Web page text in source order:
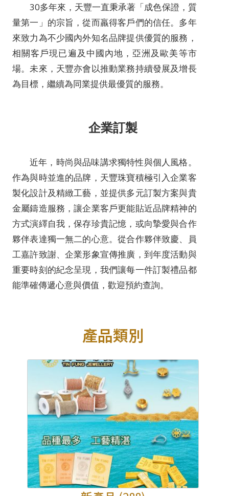
30多年來，天豐一直秉承著「成色保證，質
量第一」的宗旨，從而羸得客戶們的信任。多年
來致力為不少國內外知名品牌提供優質的服務，
相關客戶現已遍及中國內地，亞洲及歐美等市
場。未來，天豐亦會以推動業務持續發展及增長
為目標，繼續為同業提供最優質的服務。
企業訂製
近年，時尚與品味講求獨特性與個人風格。
作為與時並進的品牌，天豐珠寶積極引入企業客
製化設計及精緻工藝，並提供多元訂製方案與貴
金屬鑄造服務，讓企業客戶更能貼近品牌精神的
方式演繹自我，保存珍貴記憶，或向摯愛與合作
夥伴表達獨一無二的心意。從合作夥伴致慶、員
工嘉許致謝、企業形象宣傳推廣，到年度活動與
重要時刻的紀念呈現，我們讓每一件訂製禮品都
能準確傳遞心意與價值，歡迎預約查詢。
產品類別